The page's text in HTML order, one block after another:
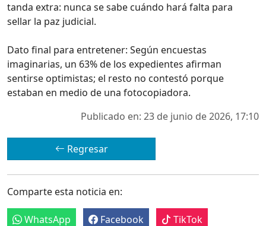
tanda extra: nunca se sabe cuándo hará falta para
sellar la paz judicial.
Dato final para entretener: Según encuestas
imaginarias, un 63% de los expedientes afirman
sentirse optimistas; el resto no contestó porque
estaban en medio de una fotocopiadora.
Publicado en: 23 de junio de 2026, 17:10
Regresar
Comparte esta noticia en:
WhatsApp Facebook TikTok